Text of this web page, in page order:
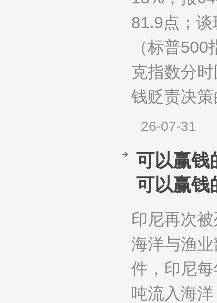
81.9点；
（标普
克指数分
钱贬责决
26-07-31
可以赢钱
可以赢钱
印尼再次
海洋与渔
件，印尼
吨流入海